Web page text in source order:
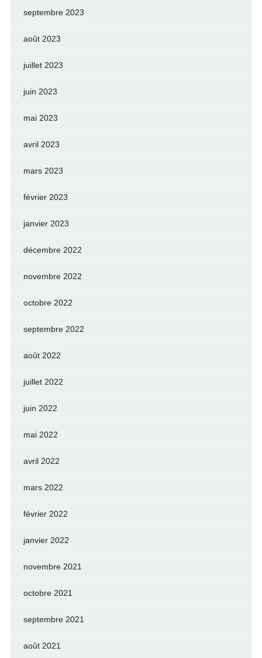
septembre 2023
août 2023
juillet 2023
juin 2023
mai 2023
avril 2023
mars 2023
février 2023
janvier 2023
décembre 2022
novembre 2022
octobre 2022
septembre 2022
août 2022
juillet 2022
juin 2022
mai 2022
avril 2022
mars 2022
février 2022
janvier 2022
novembre 2021
octobre 2021
septembre 2021
août 2021